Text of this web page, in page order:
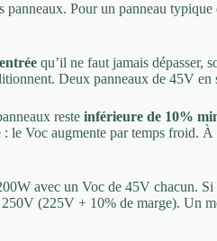
Pour un panneau
qu’il ne faut jamais dépasser,
Deux panneaux de 45V
reste inférieure de 10%
: le Voc augmente par temps froid.
avec un Voc de 45V chacun.
(225V + 10% de marge). Un